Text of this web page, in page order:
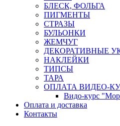
БЛЕСК, ФОЛЬГА
ПИГМЕНТЫ
СТРАЗЫ
БУЛЬОНКИ
ЖЕМЧУГ
ДЕКОРАТИВНЫЕ
НАКЛЕЙКИ
ТИПСЫ
ТАРА
ОПЛАТА ВИДЕО-
Видо-курс
Оплата и доставка
Контакты